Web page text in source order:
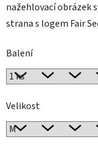
nažehlovací obrázek
strana s logem Fair
Balení
Velikost